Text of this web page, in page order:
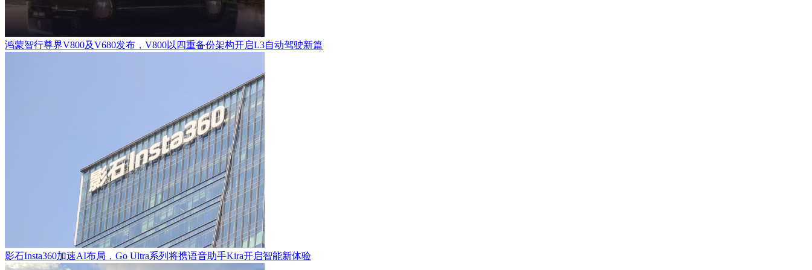
鸿蒙智行尊界V800及V680发布，V800以四重备份架构开启L3自动驾驶新篇
影石Insta360加速AI布局，Go Ultra系列将携语音助手Kira开启智能新体验